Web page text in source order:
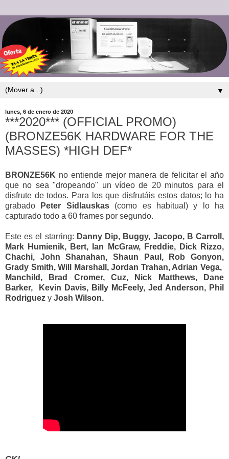
▼
lunes, 6 de enero de 2020
***2020*** (OFFICIAL PROMO)
(BRONZE56K HARDWARE FOR THE
MASSES) *HIGH DEF*
BRONZE56K no entiende mejor manera de felicitar el año
que no sea "dropeando" un vídeo de 20 minutos para el
disfrute de todos. Para los que disfrutáis estos datos; lo ha
grabado
Peter Sidlauskas (como es habitual) y lo ha
capturado todo a 60 frames por segundo.
Este es el starring: Danny Dip, Buggy, Jacopo, B Carroll,
Mark Humienik, Bert, Ian McGraw, Freddie, Dick Rizzo,
Chachi, John Shanahan, Shaun Paul, Rob Gonyon,
Grady Smith, Will Marshall, Jordan Trahan, Adrian Vega,
Manchild, Brad Cromer, Cuz, Nick Matthews, Dane
Barker, Kevin Davis, Billy McFeely, Jed Anderson, Phil
Rodriguez y Josh Wilson.